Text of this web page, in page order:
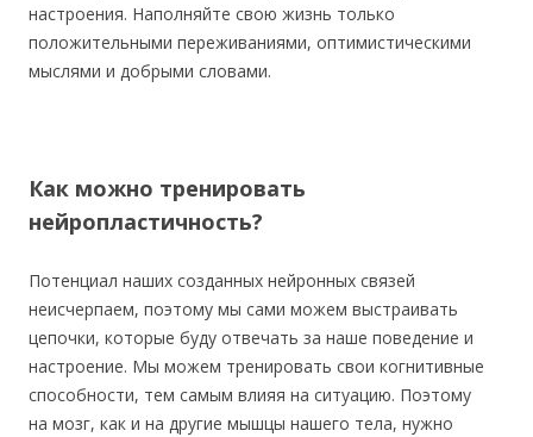
настроения. Наполняйте свою жизнь только
положительными переживаниями, оптимистическими
мыслями и добрыми словами.
Как можно тренировать
нейропластичность?
Потенциал наших созданных нейронных связей
неисчерпаем, поэтому мы сами можем выстраивать
цепочки, которые буду отвечать за наше поведение и
настроение. Мы можем тренировать свои когнитивные
способности, тем самым влияя на ситуацию. Поэтому
на мозг, как и на другие мышцы нашего тела, нужно